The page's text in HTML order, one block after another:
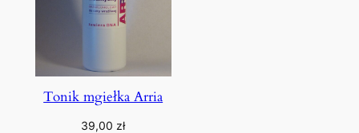
Tonik mgiełka Arria
39,00 zł